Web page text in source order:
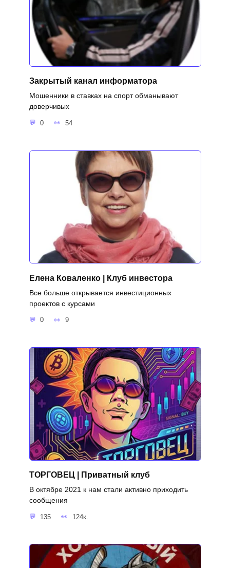
Закрытый канал информатора
Мошенники в ставках на спорт обманывают
доверчивых
0 54
Елена Коваленко | Клуб инвестора
Все больше открывается инвестиционных
проектов с курсами
0 9
ТОРГОВЕЦ | Приватный клуб
В октябре 2021 к нам стали активно приходить
сообщения
135 124к.